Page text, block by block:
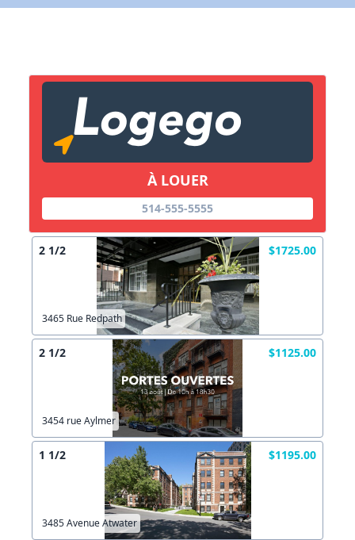
À LOUER
514-555-5555
2 1/2 $1725.00
3465 Rue Redpath
2 1/2 $1125.00
3454 rue Aylmer
1 1/2 $1195.00
3485 Avenue Atwater
Copier lien
X Fermer Envoyez